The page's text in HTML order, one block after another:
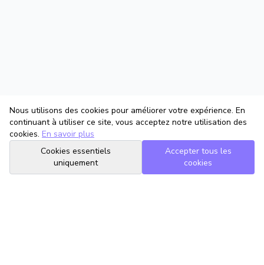
Nous utilisons des cookies pour améliorer votre expérience. En
continuant à utiliser ce site, vous acceptez notre utilisation des
cookies. En savoir plus
Cookies essentiels
uniquement
Accepter tous les
cookies